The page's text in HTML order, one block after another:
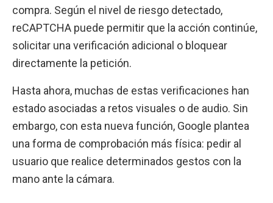
compra. Según el nivel de riesgo detectado,
reCAPTCHA puede permitir que la acción continúe,
solicitar una verificación adicional o bloquear
directamente la petición.
Hasta ahora, muchas de estas verificaciones han
estado asociadas a retos visuales o de audio. Sin
embargo, con esta nueva función, Google plantea
una forma de comprobación más física: pedir al
usuario que realice determinados gestos con la
mano ante la cámara.